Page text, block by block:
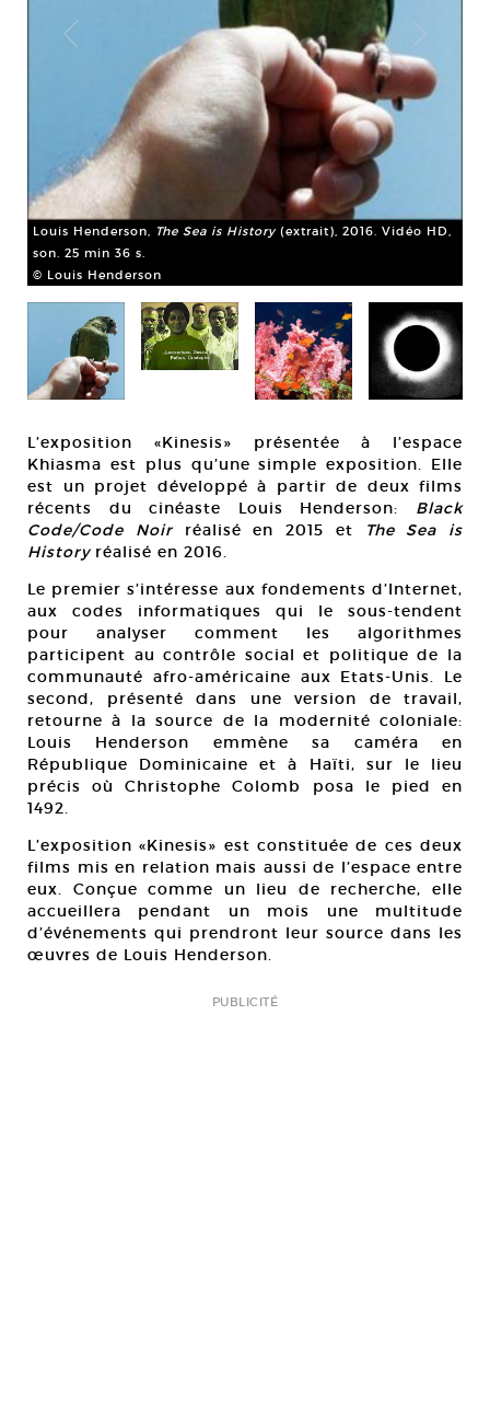
Louis Henderson, The Sea is History(extrait), 2016. Vidéo HD,
son. 25 min 36 s.
© Louis Henderson
L’exposition «Kinesis» présentée à l’espace
Khiasma est plus qu’une simple exposition. Elle
est un projet développé à partir de deux films
récents du cinéaste Louis Henderson: Black
Code/Code Noirréalisé en 2015 et
The Sea is
Historyréalisé en 2016.
Le premier s’intéresse aux fondements d’Internet,
aux codes informatiques qui le sous-tendent
pour analyser comment les algorithmes
participent au contrôle social et politique de la
communauté afro-américaine aux Etats-Unis. Le
second, présenté dans une version de travail,
retourne à la source de la modernité coloniale:
Louis Henderson emmène sa caméra en
République Dominicaine et à Haïti, sur le lieu
précis où Christophe Colomb posa le pied en
1492.
L’exposition «Kinesis» est constituée de ces deux
films mis en relation mais aussi de l’espace entre
eux. Conçue comme un lieu de recherche, elle
accueillera pendant un mois une multitude
d’événements qui prendront leur source dans les
œuvres de Louis Henderson.
PUBLICITÉ